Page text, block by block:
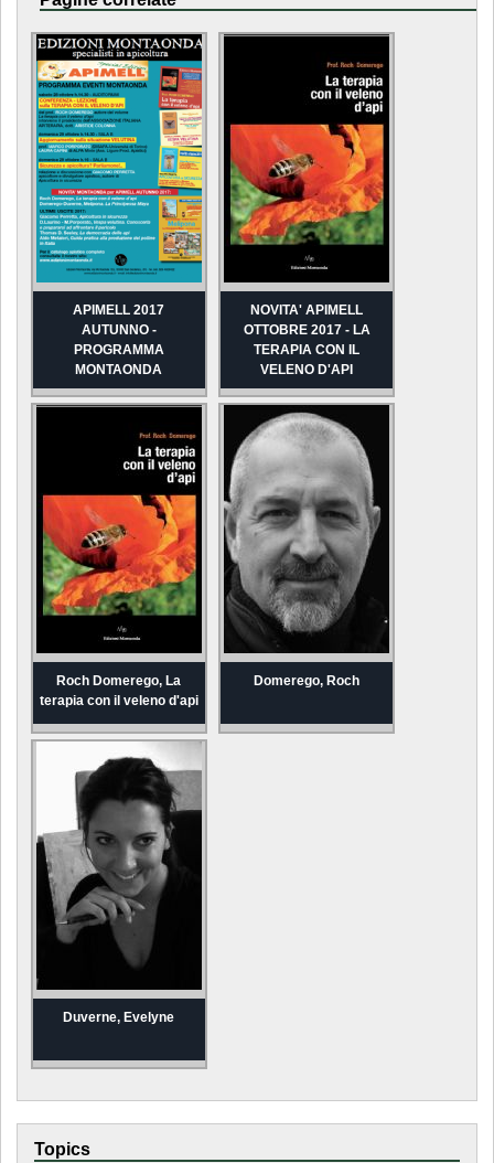
APIMELL 2017
AUTUNNO -
PROGRAMMA
MONTAONDA
NOVITA' APIMELL
OTTOBRE 2017 - LA
TERAPIA CON IL
VELENO D'API
Roch Domerego, La
terapia con il veleno d'api
Domerego, Roch
Duverne, Evelyne
Topics